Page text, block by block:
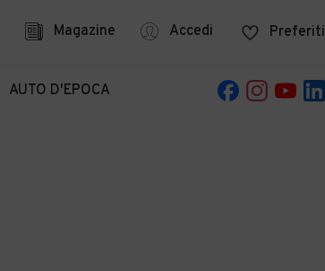
Magazine Accedi Preferiti
AUTO D'EPOCA